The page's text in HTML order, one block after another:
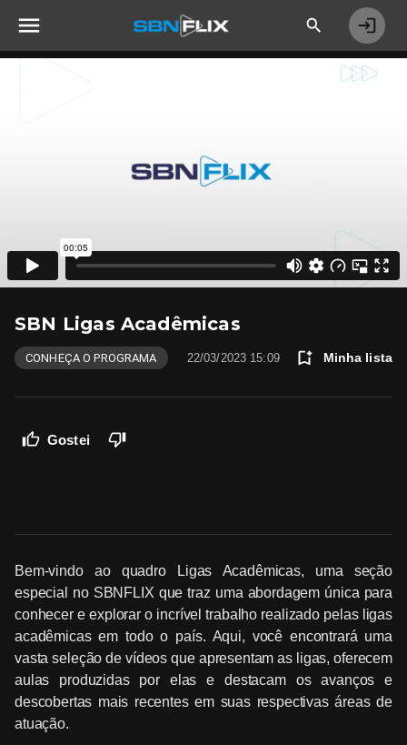
SBN Ligas Acadêmicas
CONHEÇA O PROGRAMA 22/03/2023 15:09 Minha lista
Gostei
Bem-vindo ao quadro Ligas Acadêmicas, uma seção
especial no SBNFLIX que traz uma abordagem única para
conhecer e explorar o incrível trabalho realizado pelas ligas
acadêmicas em todo o país. Aqui, você encontrará uma
vasta seleção de vídeos que apresentam as ligas, oferecem
aulas produzidas por elas e destacam os avanços e
descobertas mais recentes em suas respectivas áreas de
atuação.